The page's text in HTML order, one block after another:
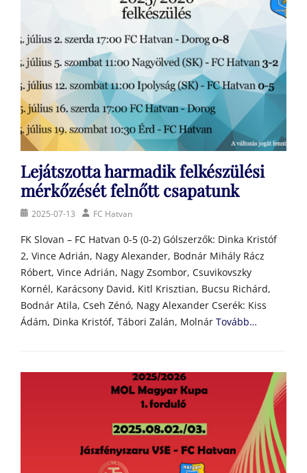
Lejátszotta harmadik felkészülési
mérkőzését felnőtt csapatunk
Posted2025-07-13 AuthorFC Hatvan
FK Slovan – FC Hatvan 0-5 (0-2) Gólszerzők: Dinka Kristóf
2, Vince Adrián, Nagy Alexander, Bodnár Mihály Rácz
Róbert, Vince Adrián, Nagy Zsombor, Csuvikovszky
Kornél, Karácsony David, Kitl Krisztian, Bucsu Richárd,
Bodnár Atila, Cseh Zénó, Nagy Alexander Cserék: Kiss
Ádám, Dinka Kristóf, Tábori Zalán, Molnár Tovább…